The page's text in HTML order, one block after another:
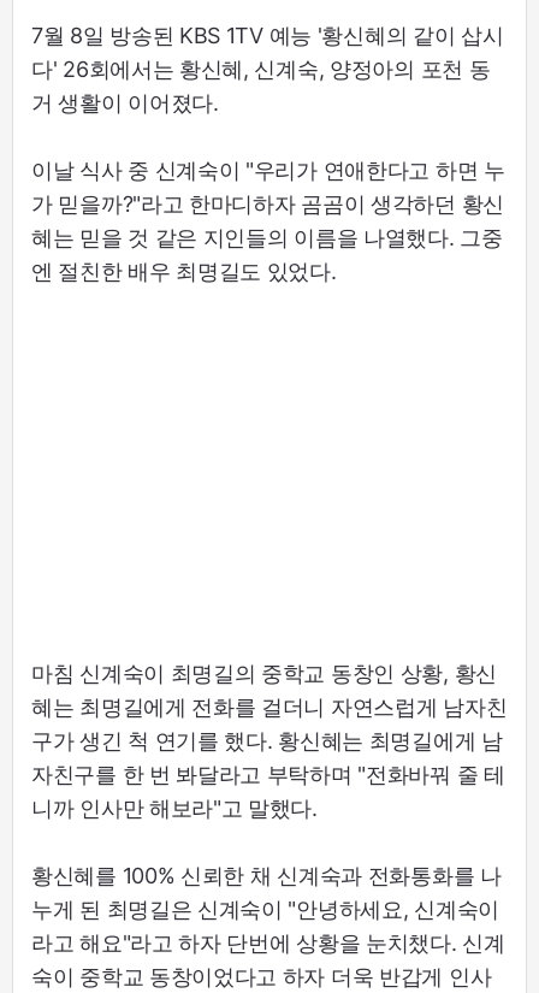
7월 8일 방송된 KBS 1TV 예능 '황신혜의 같이 삽시
다' 26회에서는 황신혜, 신계숙, 양정아의 포천 동
거 생활이 이어졌다.
이날 식사 중 신계숙이 "우리가 연애한다고 하면 누
가 믿을까?"라고 한마디하자 곰곰이 생각하던 황신
혜는 믿을 것 같은 지인들의 이름을 나열했다. 그중
엔 절친한 배우 최명길도 있었다.
마침 신계숙이 최명길의 중학교 동창인 상황, 황신
혜는 최명길에게 전화를 걸더니 자연스럽게 남자친
구가 생긴 척 연기를 했다. 황신혜는 최명길에게 남
자친구를 한 번 봐달라고 부탁하며 "전화바꿔 줄 테
니까 인사만 해보라"고 말했다.
황신혜를 100% 신뢰한 채 신계숙과 전화통화를 나
누게 된 최명길은 신계숙이 "안녕하세요, 신계숙이
라고 해요"라고 하자 단번에 상황을 눈치챘다. 신계
숙이 중학교 동창이었다고 하자 더욱 반갑게 인사